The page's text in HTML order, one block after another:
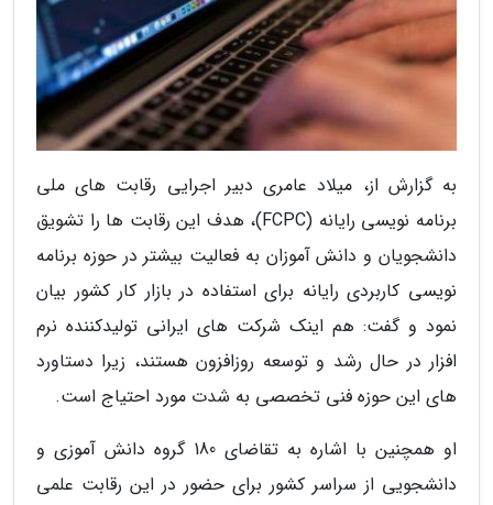
به گزارش از، میلاد عامری دبیر اجرایی رقابت های ملی
برنامه نویسی رایانه (FCPC)، هدف این رقابت ها را تشویق
دانشجویان و دانش آموزان به فعالیت بیشتر در حوزه برنامه
نویسی کاربردی رایانه برای استفاده در بازار کار کشور بیان
نمود و گفت: هم اینک شرکت های ایرانی تولیدکننده نرم
افزار در حال رشد و توسعه روزافزون هستند، زیرا دستاورد
های این حوزه فنی تخصصی به شدت مورد احتیاج است.
او همچنین با اشاره به تقاضای 180 گروه دانش آموزی و
دانشجویی از سراسر کشور برای حضور در این رقابت علمی